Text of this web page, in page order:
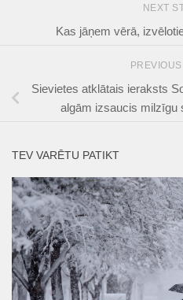
NEXT
Kas jāņem vērā,
Sievietes atklātais ieraksts
algām izsaucis milzīgu
TEV VARĒTU PATIKT